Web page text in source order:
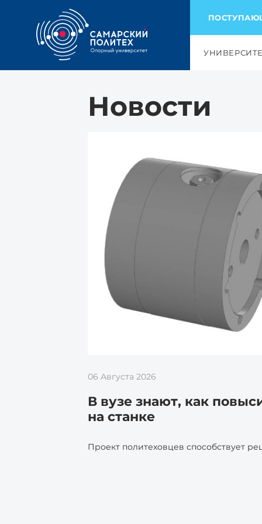
Новости
06 Августа 2026
В вузе знают, как
на станке
Проект политеховцев способствует